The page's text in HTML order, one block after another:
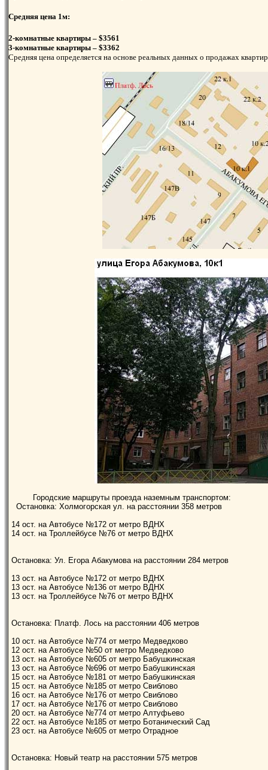
Средняя цена 1м:
2-комнатные квартиры – $3561
3-комнатные квартиры – $3362
Средняя цена определяется на основе реальных данных о продажах
Городские маршруты проезда наземным транспортом:
Остановка: Холмогорская ул. на расстоянии 358 метров
14 ост. на Автобусе №172 от метро ВДНХ
14 ост. на Троллейбусе №76 от метро ВДНХ
Остановка: Ул. Егора Абакумова на расстоянии 284 метров
13 ост. на Автобусе №172 от метро ВДНХ
13 ост. на Автобусе №136 от метро ВДНХ
13 ост. на Троллейбусе №76 от метро ВДНХ
Остановка: Платф. Лось на расстоянии 406 метров
10 ост. на Автобусе №774 от метро Медведково
12 ост. на Автобусе №50 от метро Медведково
13 ост. на Автобусе №605 от метро Бабушкинская
13 ост. на Автобусе №696 от метро Бабушкинская
15 ост. на Автобусе №181 от метро Бабушкинская
15 ост. на Автобусе №185 от метро Свиблово
16 ост. на Автобусе №176 от метро Свиблово
17 ост. на Автобусе №176 от метро Свиблово
20 ост. на Автобусе №774 от метро Алтуфьево
22 ост. на Автобусе №185 от метро Ботанический Сад
23 ост. на Автобусе №605 от метро Отрадное
Остановка: Новый театр на расстоянии 575 метров